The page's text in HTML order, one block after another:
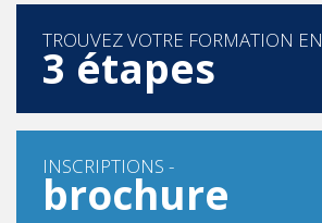
TROUVEZ VOTRE FORMATION EN
3 étapes
INSCRIPTIONS -
brochure